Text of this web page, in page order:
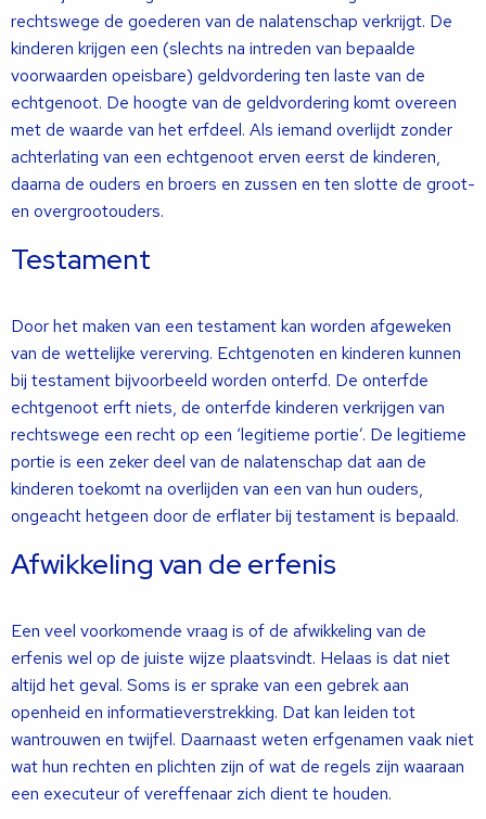
rechtswege de goederen van de nalatenschap verkrijgt. De
kinderen krijgen een (slechts na intreden van bepaalde
voorwaarden opeisbare) geldvordering ten laste van de
echtgenoot. De hoogte van de geldvordering komt overeen
met de waarde van het erfdeel. Als iemand overlijdt zonder
achterlating van een echtgenoot erven eerst de kinderen,
daarna de ouders en broers en zussen en ten slotte de groot-
en overgrootouders.
Testament
Door het maken van een testament kan worden afgeweken
van de wettelijke vererving. Echtgenoten en kinderen kunnen
bij testament bijvoorbeeld worden onterfd. De onterfde
echtgenoot erft niets, de onterfde kinderen verkrijgen van
rechtswege een recht op een ‘legitieme portie’. De legitieme
portie is een zeker deel van de nalatenschap dat aan de
kinderen toekomt na overlijden van een van hun ouders,
ongeacht hetgeen door de erflater bij testament is bepaald.
Afwikkeling van de erfenis
Een veel voorkomende vraag is of de afwikkeling van de
erfenis wel op de juiste wijze plaatsvindt. Helaas is dat niet
altijd het geval. Soms is er sprake van een gebrek aan
openheid en informatieverstrekking. Dat kan leiden tot
wantrouwen en twijfel. Daarnaast weten erfgenamen vaak niet
wat hun rechten en plichten zijn of wat de regels zijn waaraan
een executeur of vereffenaar zich dient te houden.